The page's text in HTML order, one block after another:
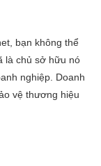
bạn không thể
là chủ sở hữu nó
nghiệp. Doanh
vệ thương hiệu